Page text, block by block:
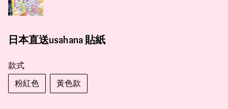
日本直送usahana 貼紙
款式
粉紅色
黃色款